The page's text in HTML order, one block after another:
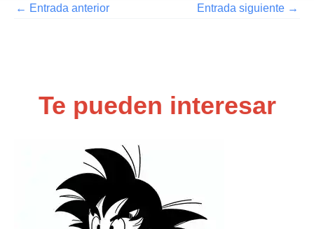
← Entrada anterior Entrada siguiente →
Te pueden interesar